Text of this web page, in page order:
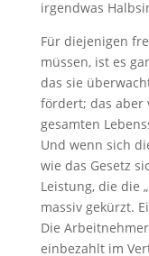
irgendwas
Für diejenigen
müssen, ist es
das sie
fördert; das aber
gesamten
Und wenn sich
wie das Gesetz
Leistung, die die
massiv gekürzt.
Die
einbezahlt im